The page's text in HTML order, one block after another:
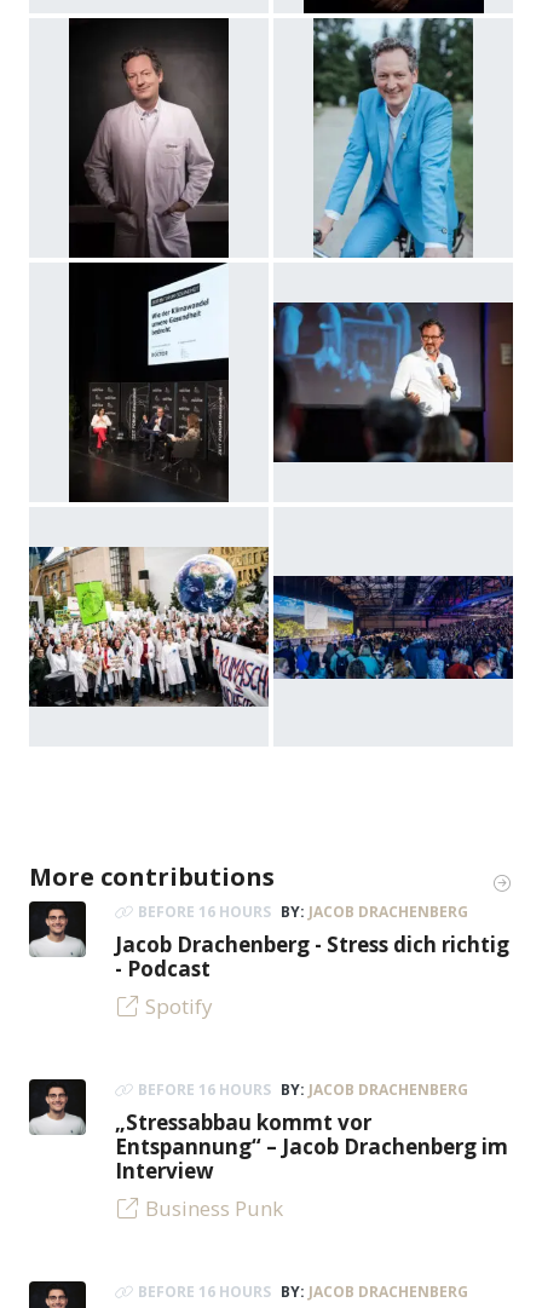
More contributions
BEFORE 16 HOURS BY: JACOB DRACHENBERG
Jacob Drachenberg - Stress dich richtig
- Podcast
Spotify
BEFORE 16 HOURS BY: JACOB DRACHENBERG
„Stressabbau kommt vor
Entspannung“ – Jacob Drachenberg im
Interview
Business Punk
BEFORE 16 HOURS BY: JACOB DRACHENBERG